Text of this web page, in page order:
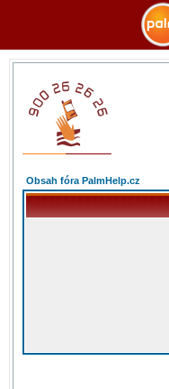
Obsah fóra PalmHelp.cz